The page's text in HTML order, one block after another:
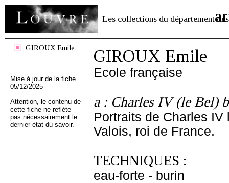
Les collections du département des
GIROUX Emile
Mise à jour de la fiche
05/12/2025
Attention, le contenu de
cette fiche ne reflète
pas nécessairement le
dernier état du savoir.
GIROUX Emile
Ecole française
a : Charles IV (le Bel)
Portraits de Charles
Valois, roi de France.
TECHNIQUES :
eau-forte - burin